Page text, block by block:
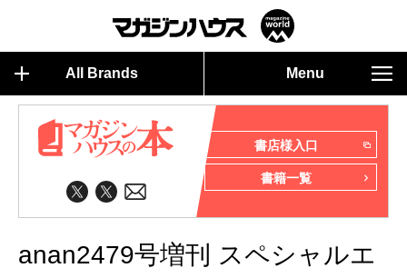
All Brands Menu
書店様入口
書籍一覧
anan2479号増刊 スペシャルエ